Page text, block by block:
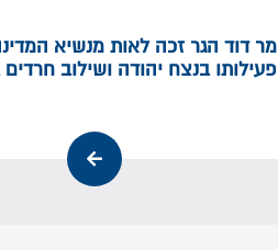
מר דוד הגר זכה לאות מנשיא
פעילותו בנצח יהודה ושילוב